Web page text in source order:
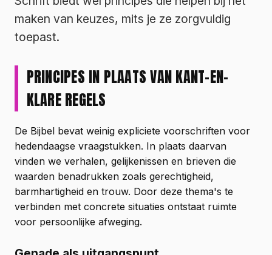
maken van keuzes, mits je ze zorgvuldig
toepast.
PRINCIPES IN PLAATS VAN KANT-EN-
KLARE REGELS
De Bijbel bevat weinig expliciete voorschriften voor
hedendaagse vraagstukken. In plaats daarvan
vinden we verhalen, gelijkenissen en brieven die
waarden benadrukken zoals gerechtigheid,
barmhartigheid en trouw. Door deze thema's te
verbinden met concrete situaties ontstaat ruimte
voor persoonlijke afweging.